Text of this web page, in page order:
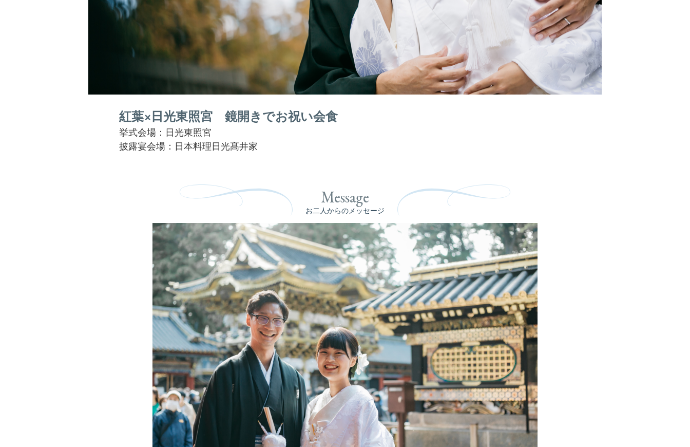
紅葉×日光東照宮 鏡開きでお祝い会食
挙式会場：日光東照宮
披露宴会場：日本料理日光髙井家
Message
お二人からのメッセージ